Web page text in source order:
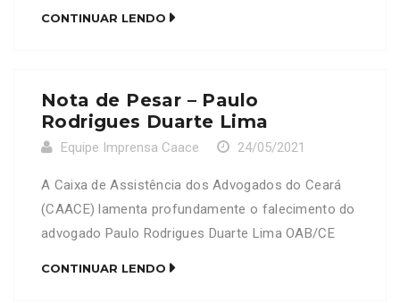
CONTINUAR LENDO
Nota de Pesar – Paulo
Rodrigues Duarte Lima
Equipe Imprensa Caace 24/05/2021
A Caixa de Assistência dos Advogados do Ceará
(CAACE) lamenta profundamente o falecimento do
advogado Paulo Rodrigues Duarte Lima OAB/CE
CONTINUAR LENDO